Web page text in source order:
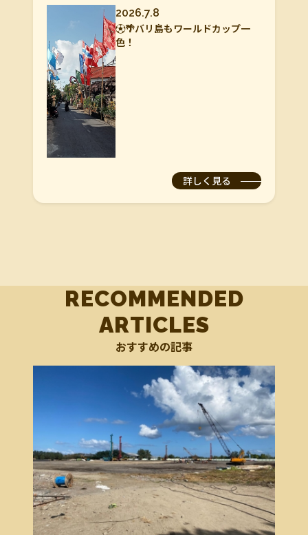
2026.7.8
⚽🌴バリ島もワールドカップ一
色！
詳しく見る
RECOMMENDED
ARTICLES
おすすめの記事
乾季のバリ島を彩る伝統文化「凧揚げ」